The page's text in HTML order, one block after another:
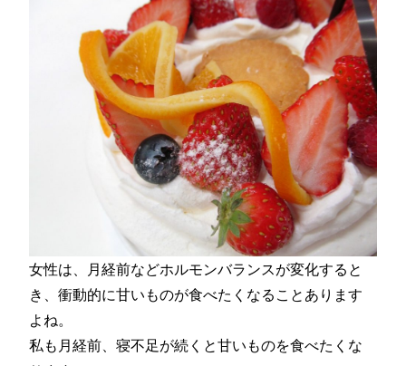
女性は、月経前などホルモンバランスが変化すると
き、衝動的に甘いものが食べたくなることあります
よね。
私も月経前、寝不足が続くと甘いものを食べたくな